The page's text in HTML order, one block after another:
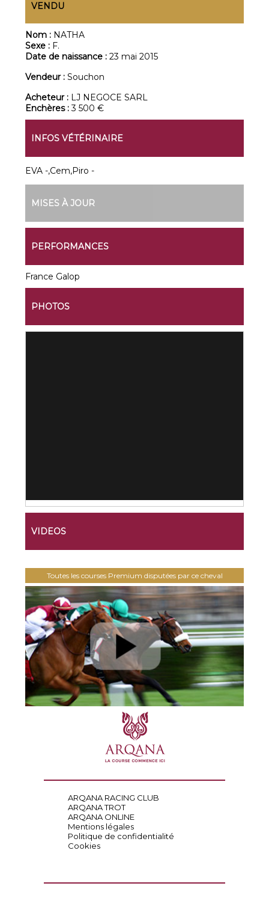
VENDU
Nom : NATHA
Sexe : F.
Date de naissance :23 mai 2015
Vendeur :Souchon
Acheteur : LJ NEGOCE SARL
Enchères :3 500 €
INFOS VÉTÉRINAIRE
EVA -,Cem,Piro -
MISES À JOUR
PERFORMANCES
France Galop
PHOTOS
VIDEOS
Toutes les courses Premium disputées par ce cheval
ARQANA RACING CLUB
ARQANA TROT
ARQANA ONLINE
Mentions légales
Politique de confidentialité
Cookies